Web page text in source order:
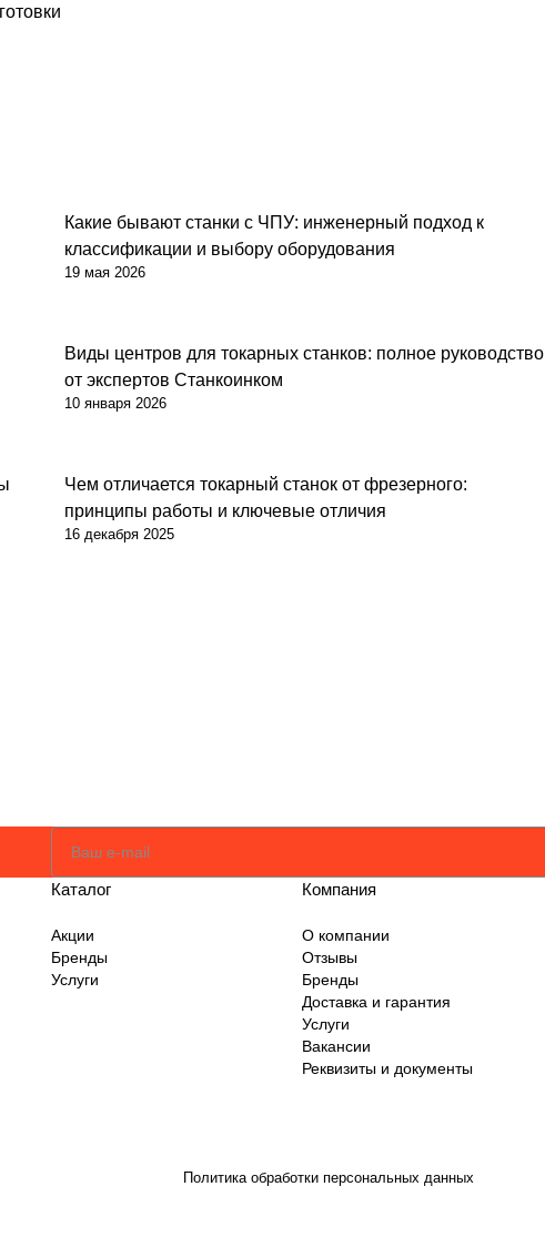
Какие бывают станки с ЧПУ: инженерный подход к
классификации и выбору оборудования
19 мая 2026
Виды центров для токарных станков: полное руководство
от экспертов Станкоинком
10 января 2026
Чем отличается токарный станок от фрезерного:
принципы работы и ключевые отличия
16 декабря 2025
Соглашаюсь
Каталог
Акции
Бренды
Услуги
Компания
О компании
Отзывы
Бренды
Доставка и гарантия
Услуги
Вакансии
Реквизиты и документы
Политика обработки персональных данных